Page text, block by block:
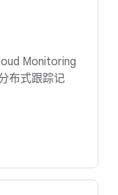
Monitoring
布式跟踪记